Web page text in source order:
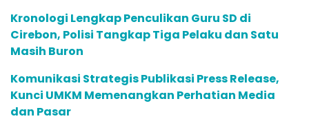
Kronologi Lengkap Penculikan Guru SD di
Cirebon, Polisi Tangkap Tiga Pelaku dan Satu
Masih Buron
Komunikasi Strategis Publikasi Press Release,
Kunci UMKM Memenangkan Perhatian Media
dan Pasar